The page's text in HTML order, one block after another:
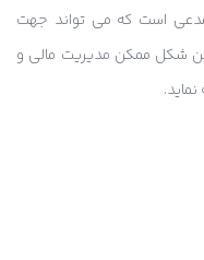
است که می تواند جهت
شکل ممکن مدیریت مالی و